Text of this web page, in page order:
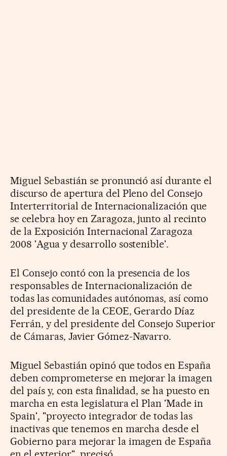
Miguel Sebastián se pronunció así durante el
discurso de apertura del Pleno del Consejo
Interterritorial de Internacionalización que
se celebra hoy en Zaragoza, junto al recinto
de la Exposición Internacional Zaragoza
2008 'Agua y desarrollo sostenible'.
El Consejo contó con la presencia de los
responsables de Internacionalización de
todas las comunidades autónomas, así como
del presidente de la CEOE, Gerardo Díaz
Ferrán, y del presidente del Consejo Superior
de Cámaras, Javier Gómez-Navarro.
Miguel Sebastián opinó que todos en España
deben comprometerse en mejorar la imagen
del país y, con esta finalidad, se ha puesto en
marcha en esta legislatura el Plan 'Made in
Spain', "proyecto integrador de todas las
inactivas que tenemos en marcha desde el
Gobierno para mejorar la imagen de España